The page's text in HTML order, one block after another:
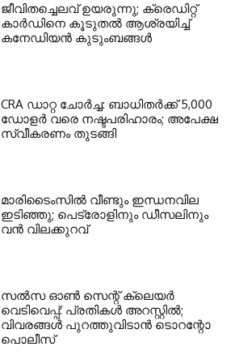
ജീവിതച്ചെലവ് ഉയരുന്നു; ക്രെഡിറ്റ്
കാർഡിനെ കൂടുതൽ ആശ്രയിച്ച്
കനേഡിയൻ കുടുംബങ്ങൾ
CRA ഡാറ്റ ചോർച്ച: ബാധിതർക്ക് 5,000
ഡോളർ വരെ നഷ്ടപരിഹാരം; അപേക്ഷ
സ്വീകരണം തുടങ്ങി
മാരിടൈംസിൽ വീണ്ടും ഇന്ധനവില
ഇടിഞ്ഞു; പെട്രോളിനും ഡീസലിനും
വൻ വിലക്കുറവ്
സൽസ ഓൺ സെന്റ് ക്ലെയർ
വെടിവെപ്പ്: പ്രതികൾ അറസ്റ്റിൽ;
വിവരങ്ങൾ പുറത്തുവിടാൻ ടൊറന്റോ
പൊലീസ്